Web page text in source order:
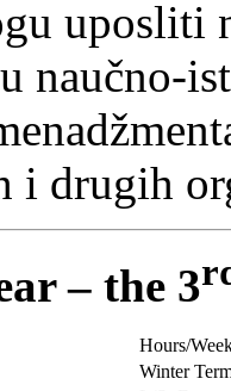
uposliti
naučno-
i drugih
– the 3
Hours/
Winter